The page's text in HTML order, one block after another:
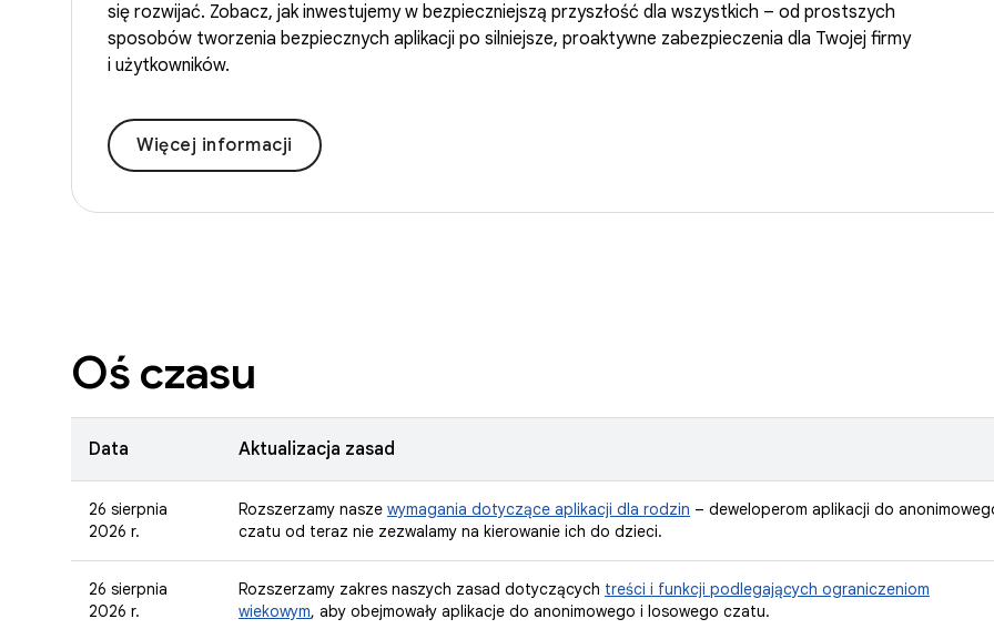
się rozwijać. Zobacz, jak inwestujemy w bezpieczniejszą przyszłość dla wszystkich – od prostszych
sposobów tworzenia bezpiecznych aplikacji po silniejsze, proaktywne zabezpieczenia dla Twojej firmy
i użytkowników.
Więcej informacji
Oś czasu
Data Aktualizacja zasad
26 sierpnia
2026 r.
Rozszerzamy nasze wymagania dotyczące aplikacji dla rodzin – deweloperom aplikacji do
czatu od teraz nie zezwalamy na kierowanie ich do dzieci.
26 sierpnia
2026 r.
Rozszerzamy zakres naszych zasad dotyczących treści i funkcji podlegających ograniczeniom
wiekowym, aby obejmowały aplikacje do anonimowego i losowego czatu.